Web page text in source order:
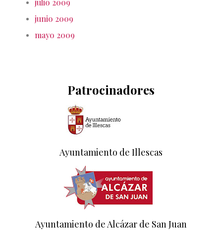
julio 2009
junio 2009
mayo 2009
Patrocinadores
Ayuntamiento de Illescas
Ayuntamiento de Alcázar de San Juan